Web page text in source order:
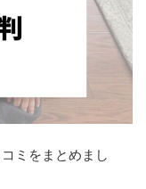
ミをまとめまし